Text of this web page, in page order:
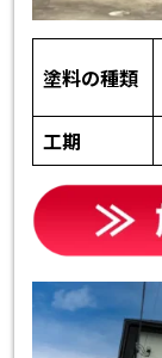
塗料の種類
工期